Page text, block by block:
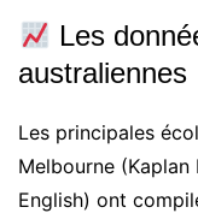
Les
australiennes
Les principales
Melbourne (Kaplan
English) ont